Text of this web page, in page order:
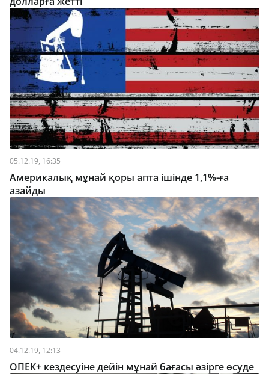
05.12.19, 16:35
Америкалық мұнай қоры апта ішінде 1,1%-ға
азайды
04.12.19, 12:13
ОПЕК+ кездесуіне дейін мұнай бағасы әзірге өсуде